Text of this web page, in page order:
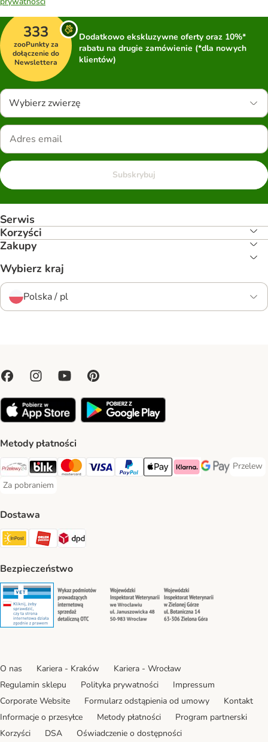
333
zooPunkty za
dołączenie do
Newslettera
Dodatkowo ekskluzywne oferty oraz 10%*
rabatu na drugie zamówienie (*dla nowych
klientów)
Wybierz zwierzę
Subskrybuj
Serwis
Korzyści
Zakupy
Wybierz kraj
Polska / pl
Metody płatności
Przelewy24 Payment Method
Blik Payment Method
MasterCard Payment Method
Visa Payment Method
PayPal Payment Method
Apple Pay Payment Method
Klarna Payment Method
Google Pay
Przelew
Przelew
Za pobraniem
Za pobraniem Payment Method
Dostawa
Paczkomat® Shipping Method
ORLEN Paczka Shipping Method
DPD Shipping Method
Bezpieczeństwo
Security Security Security
O nas Kariera - Kraków
Kariera - Wrocław
Regulamin sklepu
Polityka prywatności
Impressum
Corporate Website
Formularz odstąpienia od umowy
Kontakt
Informacje o przesyłce
Metody płatności
Program partnerski
Korzyści
DSA Oświadczenie o dostępności